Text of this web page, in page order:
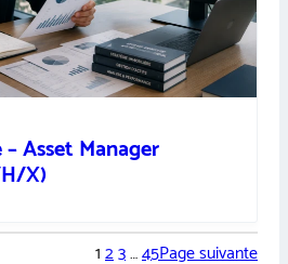
Asset Manager
X)
123…45Page suivante